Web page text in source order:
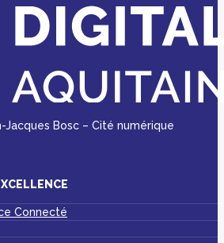
Jacques Bosc – Cité numérique
Connecté